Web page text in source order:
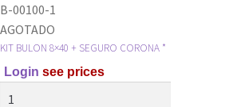
CON
TUERCA
(JUEGO
X
4)*
B-00100-1
AGOTADO
KIT BULON 8×40 + SEGURO CORONA *
Login see prices